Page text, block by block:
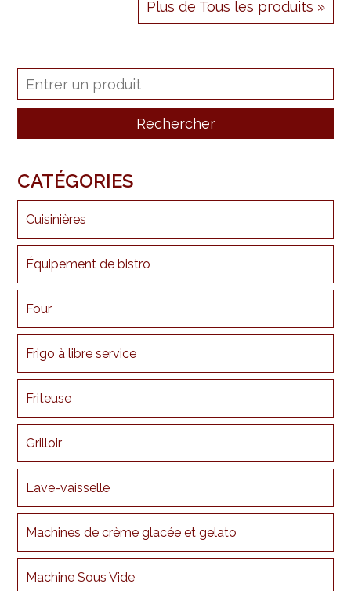
Plus de Tous les produits »
CATÉGORIES
Cuisinières
Équipement de bistro
Four
Frigo à libre service
Friteuse
Grilloir
Lave-vaisselle
Machines de crème glacée et gelato
Machine Sous Vide